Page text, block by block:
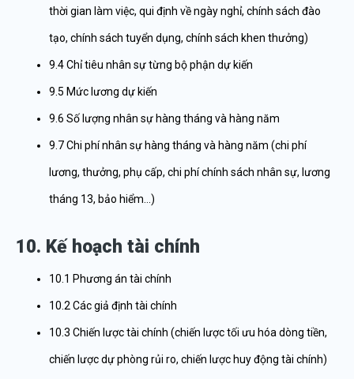
thời gian làm việc, qui định về ngày nghỉ, chính sách đào
tạo, chính sách tuyển dụng, chính sách khen thưởng)
9.4 Chỉ tiêu nhân sự từng bộ phận dự kiến
9.5 Mức lương dự kiến
9.6 Số lượng nhân sự hàng tháng và hàng năm
9.7 Chi phí nhân sự hàng tháng và hàng năm (chi phí
lương, thưởng, phụ cấp, chi phí chính sách nhân sự, lương
tháng 13, bảo hiểm…)
10. Kế hoạch tài chính
10.1 Phương án tài chính
10.2 Các giả định tài chính
10.3 Chiến lược tài chính (chiến lược tối ưu hóa dòng tiền,
chiến lược dự phòng rủi ro, chiến lược huy động tài chính)